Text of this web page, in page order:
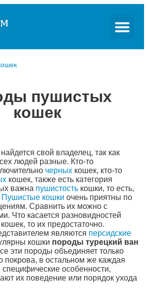
пушистых
кошек
свой владелец, так как
людей разные. Кто-то
черных кошек, кто-то
кошек, также есть категория
важна пушистость кошки, то есть,
Пушистые кошки очень приятны по
Сравнить их можно с
Что касается разновидностей
кошек, то их предостаточно.
являются персидские
кошки породы турецкий ван
эти породы объединяет только
покрова, в остальном же каждая
особенности,
их поведение или порядок ухода